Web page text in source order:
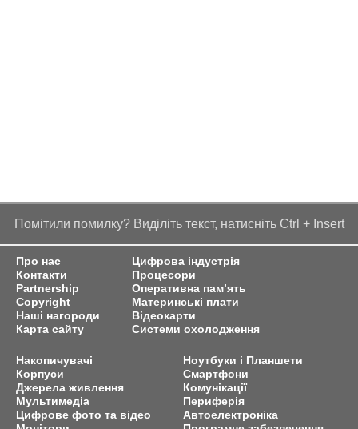
Помітили помилку? Виділіть текст, натисніть Ctrl + Insert
Про нас
Контакти
Partnership
Copyright
Наші нагороди
Карта сайту
Цифрова індустрія
Процесори
Оперативна пам’ять
Материнські плати
Відеокарти
Системи охолодження
Накопичувачі
Корпуси
Джерела живлення
Мультимедіа
Цифрове фото та відео
Ноутбуки і Планшети
Смартфони
Комунікації
Периферія
Автоелектроніка